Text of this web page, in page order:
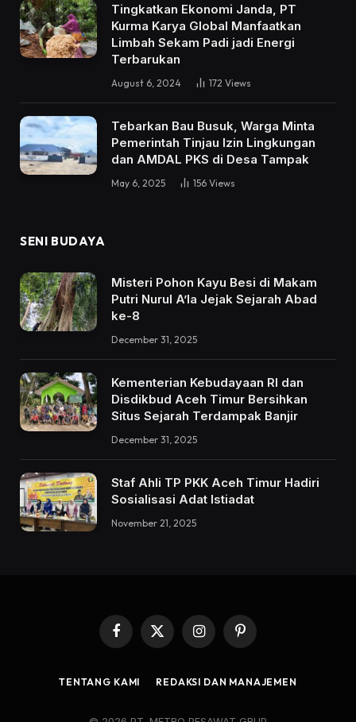
Tingkatkan Ekonomi Janda, PT
Kurma Karya Global Manfaatkan
Limbah Sekam Padi jadi Energi
Terbarukan
August 6, 2024 172 Views
Tebarkan Bau Busuk, Warga Minta
Pemerintah Tinjau Izin Lingkungan
dan AMDAL PKS di Desa Tampak
May 6, 2025 156 Views
SENI BUDAYA
Misteri Pohon Kayu Besi di Makam
Putri Nurul A’la Jejak Sejarah Abad
ke-8
December 31, 2025
Kementerian Kebudayaan RI dan
Disdikbud Aceh Timur Bersihkan
Situs Sejarah Terdampak Banjir
December 31, 2025
Staf Ahli TP PKK Aceh Timur Hadiri
Sosialisasi Adat Istiadat
November 21, 2025
Facebook
X
InstagramPinterest
TENTANG KAMI REDAKSI DAN MANAJEMEN